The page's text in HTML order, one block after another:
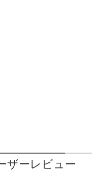
ザーレビュー